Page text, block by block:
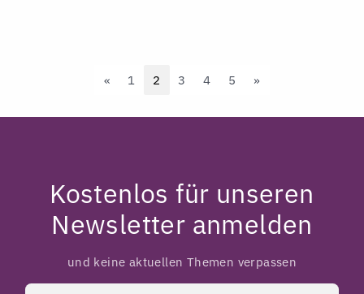
«Previous
1 2 3 4 5 »
Kostenlos für unseren
Newsletter anmelden
und keine aktuellen Themen verpassen